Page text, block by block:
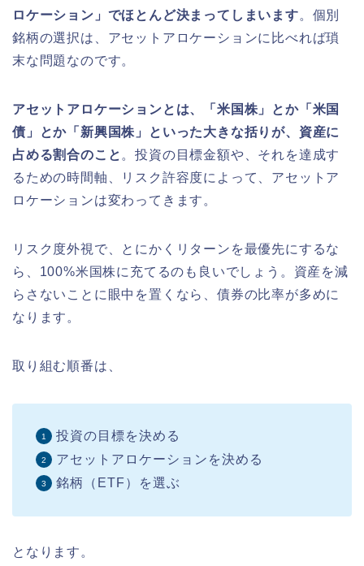
ロケーション」でほとんど決まってしまいます。個別
銘柄の選択は、アセットアロケーションに比べれば瑣
末な問題なのです。
アセットアロケーションとは、「米国株」とか「米国
債」とか「新興国株」といった大きな括りが、資産に
占める割合のこと 。投資の目標金額や、それを達成す
るための時間軸、リスク許容度によって、アセットア
ロケーションは変わってきます。
リスク度外視で、とにかくリターンを最優先にするな
ら、100%米国株に充てるのも良いでしょう。資産を減
らさないことに眼中を置くなら、債券の比率が多めに
なります。
取り組む順番は、
投資の目標を決める
アセットアロケーションを決める
銘柄（ETF）を選ぶ
となります。